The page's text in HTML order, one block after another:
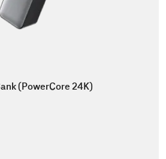
(PowerCore 24K)